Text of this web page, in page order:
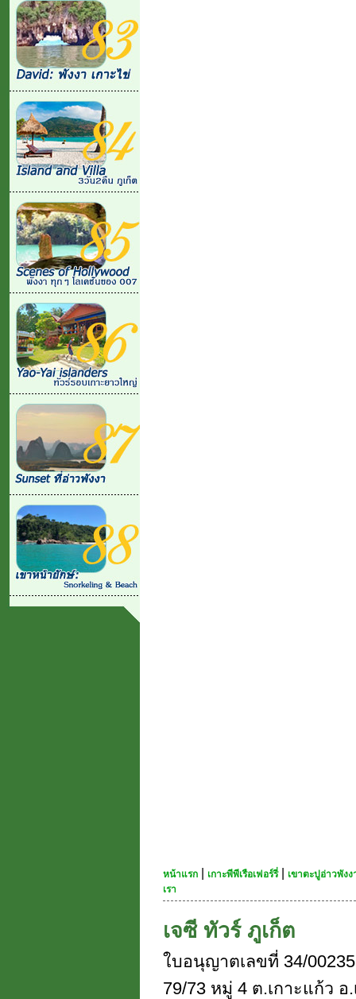
หน้าแรก เกาะพีพีเรือเฟอร์รี่|
เขาตะปูอ่าวพัง
เรา
เจซี ทัวร์ ภูเก็ต
ใบอนุญาตเลขที่ 34/
79/73 หมู่ 4 ต.เกาะแก้ว อ